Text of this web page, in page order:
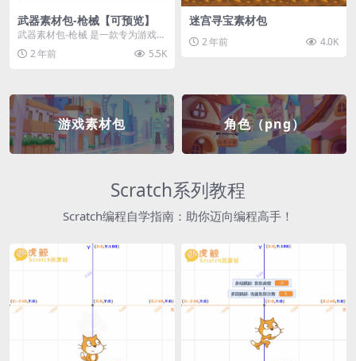
武器素材包-枪械【可预览】
武器素材包-枪械 是一款专为游戏开
发者和创作者设计的素材包，包含
多种高质量的枪械...
2 年前 5.5K
迷宫寻宝素材包
2 年前 4.0K
游戏素材包 角色（png）
Scratch系列教程
Scratch编程自学指南：助你迈向编程高手！